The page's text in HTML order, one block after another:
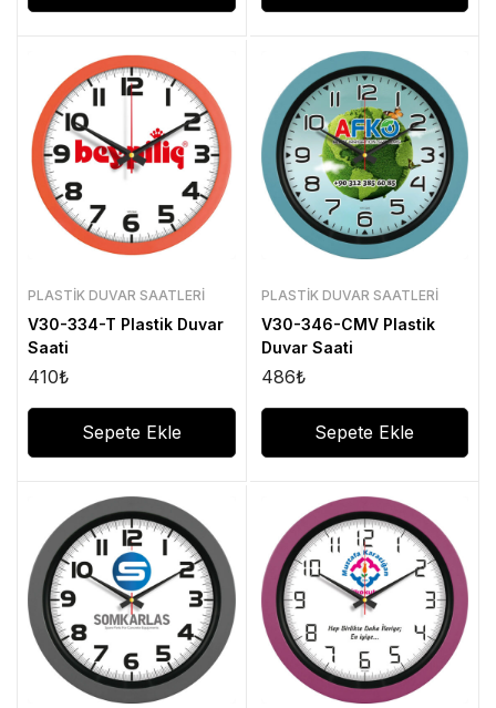
PLASTIK DUVAR SAATLERI
V30-334-T Plastik Duvar
Saati
410₺
Sepete Ekle
PLASTIK DUVAR SAATLERI
V30-346-CMV Plastik
Duvar Saati
486₺
Sepete Ekle